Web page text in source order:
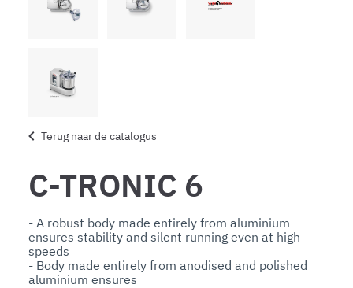
Terug naar de catalogus
C-TRONIC 6
- A robust body made entirely from aluminium
ensures stability and silent running even at high
speeds
- Body made entirely from anodised and polished
aluminium ensures